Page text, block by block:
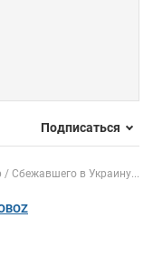
Подписаться
Сбежавшего в Украину...